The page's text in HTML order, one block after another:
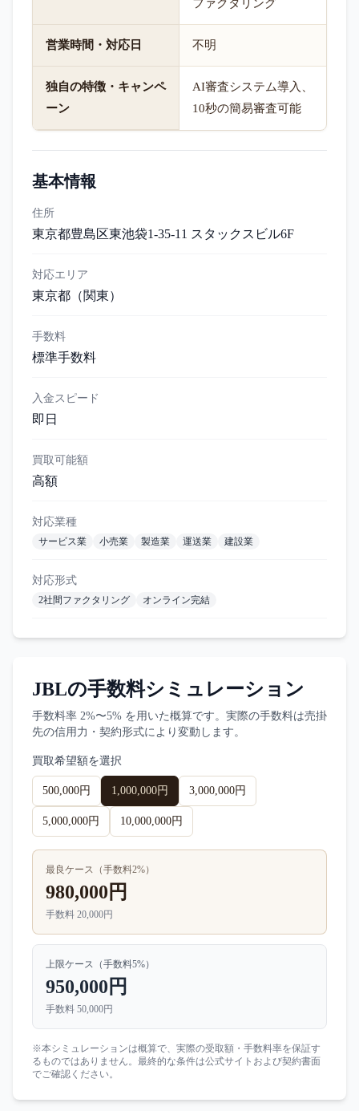
ファクタリング
営業時間・対応日 不明
独自の特徴・キャンペ
ーン
AI審査システム導入、
10秒の簡易審査可能
基本情報
住所
東京都豊島区東池袋1-35-11 スタックスビル6F
対応エリア
東京都 （関東）
手数料
標準手数料
入金スピード
即日
買取可能額
高額
対応業種
サービス業 小売業 製造業 運送業 建設業
対応形式
2社間ファクタリング オンライン完結
JBLの手数料シミュレーション
手数料率 2%〜5% を用いた概算です。実際の手数料は売掛
先の信用力・契約形式により変動します。
買取希望額を選択
500,000円 1,000,000円 3,000,000円
5,000,000円 10,000,000円
最良ケース（手数料2%）
980,000円
手数料 20,000円
上限ケース（手数料5%）
950,000円
手数料 50,000円
※本シミュレーションは概算で、実際の受取額・手数料率を保証す
るものではありません。最終的な条件は公式サイトおよび契約書面
でご確認ください。